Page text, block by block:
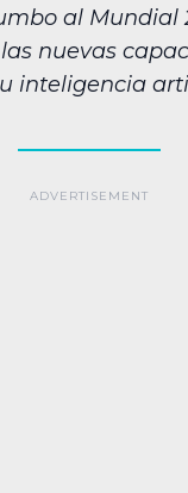
al Mundial
nuevas
inteligencia